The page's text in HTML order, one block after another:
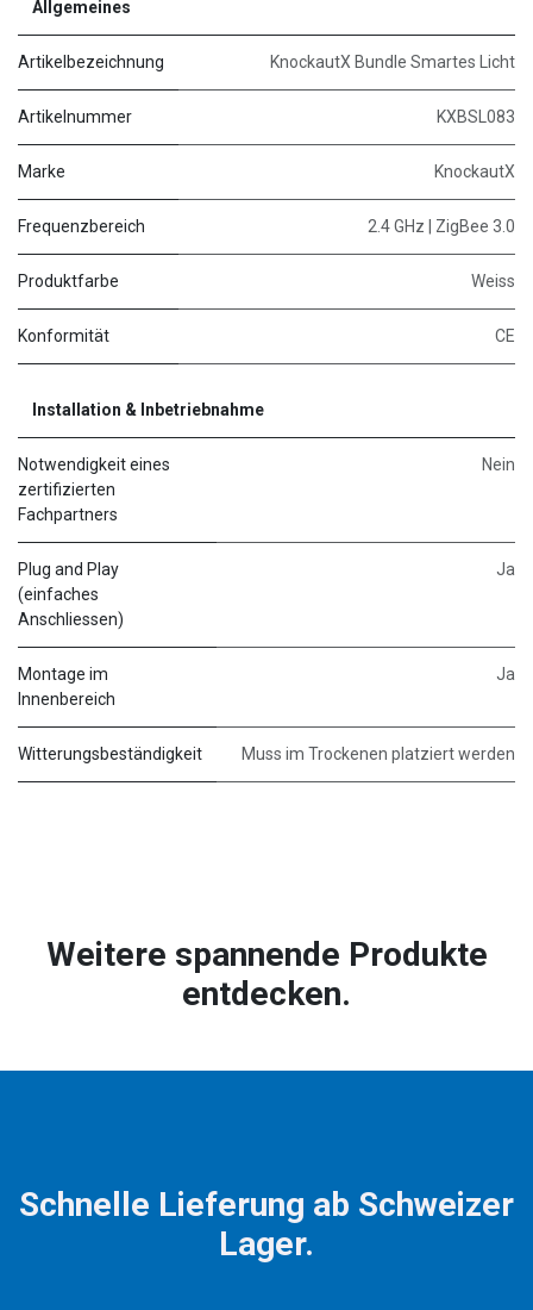
Allgemeines
Artikelbezeichnung KnockautX Bundle Smartes Licht
Artikelnummer KXBSL083
Marke KnockautX
Frequenzbereich 2.4 GHz | ZigBee 3.0
Produktfarbe Weiss
Konformität CE
Installation & Inbetriebnahme
Notwendigkeit eines
zertifizierten
Fachpartners
Nein
Plug and Play
(einfaches
Anschliessen)
Ja
Montage im
Innenbereich
Ja
Witterungsbeständigkeit Muss im Trockenen platziert werden
Weitere spannende Produkte
entdecken.
Schnelle Lieferung ab Schweizer
Lager.